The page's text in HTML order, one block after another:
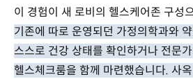
이 경험이 새 로비의 헬스케어존 구성
기존에 따로 운영되던 가정의학과와
스스로 건강 상태를 확인하거나 전문
헬스체크룸을 함께 마련했습니다. 사